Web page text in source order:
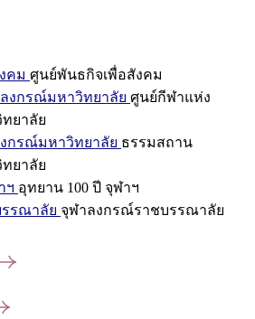
คม ศูนย์พันธกิจเพื่อสังคม
งกรณ์มหาวิทยาลัย ศูนย์กีฬาแห่ง
ยาลัย
กรณ์มหาวิทยาลัย ธรรมสถาน
ยาลัย
ฯ อุทยาน 100 ปี จุฬาฯ
รณาลัย จุฬาลงกรณ์ราชบรรณาลัย